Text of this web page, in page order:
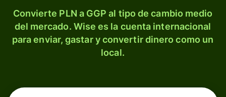
Convierte PLN a GGP al tipo de cambio medio
del mercado. Wise es la cuenta internacional
para enviar, gastar y convertir dinero como un
local.